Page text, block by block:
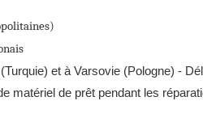
et à Varsovie (Pologne) -
matériel de prêt pendant les